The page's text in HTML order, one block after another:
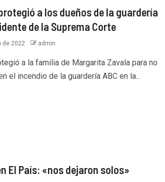
a los dueños de la guardería
de la Suprema Corte
de 2022 admin
a la familia de Margarita Zavala para no
el incendio de la guardería ABC en la...
El País: «nos dejaron solos»